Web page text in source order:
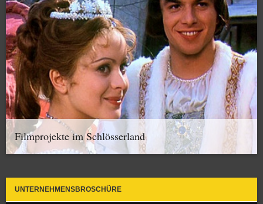
Filmprojekte im Schlösserland
UNTERNEHMENSBROSCHÜRE